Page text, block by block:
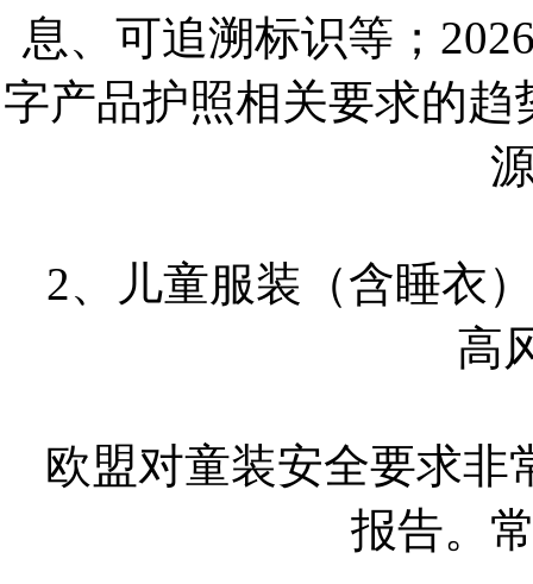
息、可追溯标识等；
字产品护照相关要求的
2、儿童服装（含睡衣
高
欧盟对童装安全要求非
报告。